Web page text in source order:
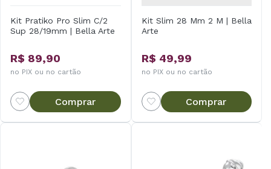
Kit Pratiko Pro Slim C/2
Sup 28/19mm | Bella Arte
R$ 89,90
no PIX ou no cartão
Comprar
Kit Slim 28 Mm 2 M | Bella
Arte
R$ 49,99
no PIX ou no cartão
Comprar